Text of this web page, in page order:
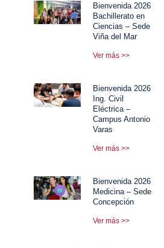
Bienvenida 2026
Bachillerato en
Ciencias – Sede
Viña del Mar
Ver más >>
Bienvenida 2026
Ing. Civil
Eléctrica –
Campus Antonio
Varas
Ver más >>
Bienvenida 2026
Medicina – Sede
Concepción
Ver más >>